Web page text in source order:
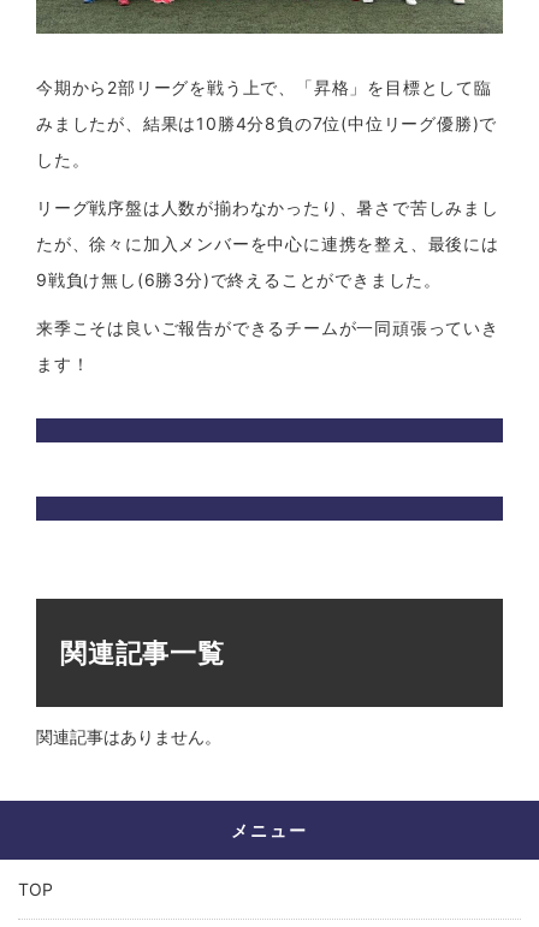
今期から2部リーグを戦う上で、「昇格」を目標として臨
みましたが、結果は10勝4分8負の7位(中位リーグ優勝)で
した。
リーグ戦序盤は人数が揃わなかったり、暑さで苦しみまし
たが、徐々に加入メンバーを中心に連携を整え、最後には
9戦負け無し(6勝3分)で終えることができました。
来季こそは良いご報告ができるチームが一同頑張っていき
ます！
関連記事一覧
関連記事はありません。
メニュー
TOP